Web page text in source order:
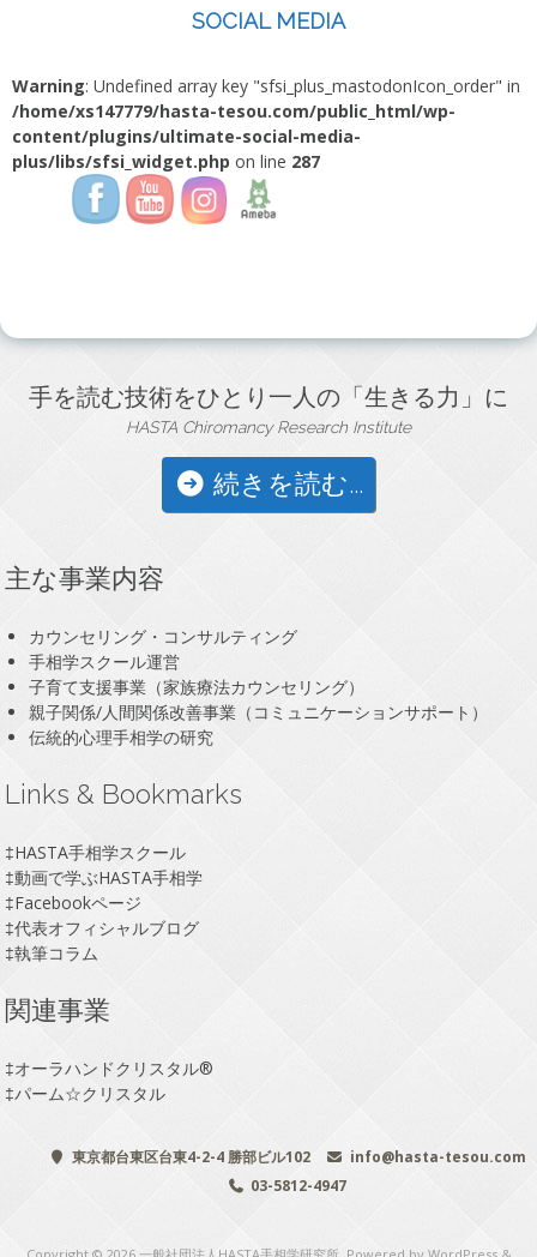
SOCIAL MEDIA
Warning: Undefined array key "sfsi_plus_mastodonIcon_order" in
/home/xs147779/hasta-tesou.com/public_html/wp-
content/plugins/ultimate-social-media-
plus/libs/sfsi_widget.php on line 287
手を読む技術をひとり一人の「生きる力」に
HASTA Chiromancy Research Institute
続きを読む...
主な事業内容
カウンセリング・コンサルティング
手相学スクール運営
子育て支援事業（家族療法カウンセリング）
親子関係/人間関係改善事業（コミュニケーションサポート）
伝統的心理手相学の研究
Links & Bookmarks
‡HASTA手相学スクール
‡動画で学ぶHASTA手相学
‡Facebookページ
‡代表オフィシャルブログ
‡執筆コラム
関連事業
‡オーラハンドクリスタル®
‡パーム☆クリスタル
東京都台東区台東4-2-4 勝部ビル102
info@hasta-tesou.com
03-5812-4947